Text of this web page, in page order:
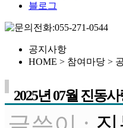
블로그
공지사항
HOME > 참여마당 >
2025년 07월 진동